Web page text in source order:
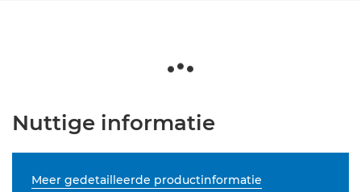
Nuttige informatie
Meer gedetailleerde productinformatie